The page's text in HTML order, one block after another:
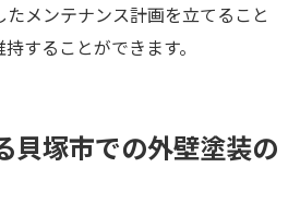
メンテナンス計画を立てること
することができます。
貝塚市での外壁塗装の